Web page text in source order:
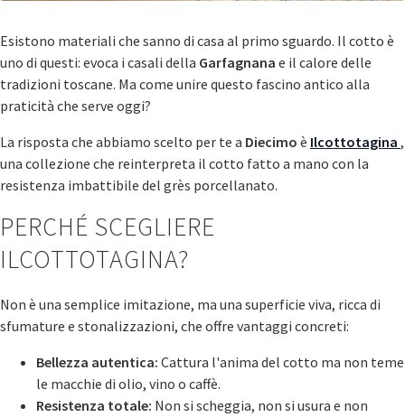
Esistono materiali che sanno di casa al primo sguardo. Il cotto è
uno di questi: evoca i casali della Garfagnana e il calore delle
tradizioni toscane. Ma come unire questo fascino antico alla
praticità che serve oggi?
La risposta che abbiamo scelto per te a Diecimo è Ilcottotagina ,
una collezione che reinterpreta il cotto fatto a mano con la
resistenza imbattibile del grès porcellanato.
PERCHÉ SCEGLIERE
ILCOTTOTAGINA?
Non è una semplice imitazione, ma una superficie viva, ricca di
sfumature e stonalizzazioni, che offre vantaggi concreti:
Bellezza autentica: Cattura l'anima del cotto ma non teme
le macchie di olio, vino o caffè.
Resistenza totale: Non si scheggia, non si usura e non